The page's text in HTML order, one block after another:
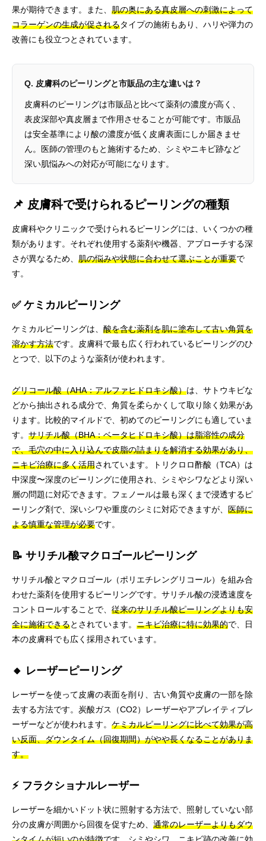
果が期待できます。また、 肌の奥にある真皮層への刺激によって
コラーゲンの生成が促されるタイプの施術もあり、ハリや弾力の
改善にも役立つとされています。
Q. 皮膚科のピーリングと市販品の主な違いは？
皮膚科のピーリングは市販品と比べて薬剤の濃度が高く、
表皮深部や真皮層まで作用させることが可能です。市販品
は安全基準により酸の濃度が低く皮膚表面にしか届きませ
ん。医師の管理のもと施術するため、シミやニキビ跡など
深い肌悩みへの対応が可能になります。
📌 皮膚科で受けられるピーリングの種類
皮膚科やクリニックで受けられるピーリングには、いくつかの種
類があります。それぞれ使用する薬剤や機器、アプローチする深
さが異なるため、 肌の悩みや状態に合わせて選ぶことが重要で
す。
✅ ケミカルピーリング
ケミカルピーリングは、 酸を含む薬剤を肌に塗布して古い角質を
溶かす方法です。皮膚科で最も広く行われているピーリングのひ
とつで、以下のような薬剤が使われます。
グリコール酸（AHA：アルファヒドロキシ酸）は、サトウキビな
どから抽出される成分で、角質を柔らかくして取り除く効果があ
ります。比較的マイルドで、初めてのピーリングにも適していま
す。 サリチル酸（BHA：ベータヒドロキシ酸）は脂溶性の成分
で、毛穴の中に入り込んで皮脂の詰まりを解消する効果があり、
ニキビ治療に多く活用されています。トリクロロ酢酸（TCA）は
中深度〜深度のピーリングに使用され、シミやシワなどより深い
層の問題に対応できます。フェノールは最も深くまで浸透するピ
ーリング剤で、深いシワや重度のシミに対応できますが、 医師に
よる慎重な管理が必要です。
📝 サリチル酸マクロゴールピーリング
サリチル酸とマクロゴール（ポリエチレングリコール）を組み合
わせた薬剤を使用するピーリングです。サリチル酸の浸透速度を
コントロールすることで、 従来のサリチル酸ピーリングよりも安
全に施術できるとされています。 ニキビ治療に特に効果的で、日
本の皮膚科でも広く採用されています。
🔸 レーザーピーリング
レーザーを使って皮膚の表面を削り、古い角質や皮膚の一部を除
去する方法です。炭酸ガス（CO2）レーザーやアブレイティブレ
ーザーなどが使われます。 ケミカルピーリングに比べて効果が高
い反面、ダウンタイム（回復期間）がやや長くなることがありま
す。
⚡ フラクショナルレーザー
レーザーを細かいドット状に照射する方法で、照射していない部
分の皮膚が周囲から回復を促すため、 通常のレーザーよりもダウ